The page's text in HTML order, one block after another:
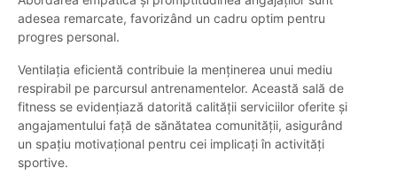
adesea remarcate, favorizând un cadru optim pentru
progres personal.
Ventilația eficientă contribuie la menținerea unui mediu
respirabil pe parcursul antrenamentelor. Această sală de
fitness se evidențiază datorită calității serviciilor oferite și
angajamentului față de sănătatea comunității, asigurând
un spațiu motivațional pentru cei implicați în activități
sportive.